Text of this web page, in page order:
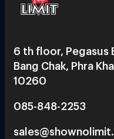
6 th floor, Pegasus
Bang Chak, Phra
10260
085-848-2253